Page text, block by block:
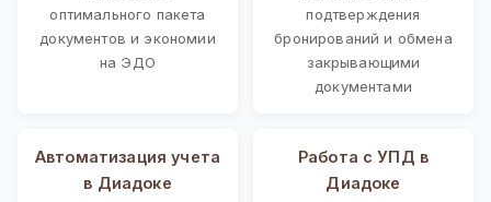
оптимального пакета
документов и экономии
на ЭДО
подтверждения
бронирований и обмена
закрывающими
документами
Автоматизация учета
в Диадоке
Работа с УПД в
Диадоке